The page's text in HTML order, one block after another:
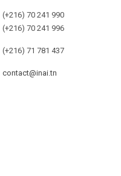
(+216) 70 241 990
(+216) 70 241 996
(+216) 71 781 437
contact@inai.tn